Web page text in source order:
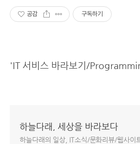
공감 구독하기
'IT 서비스 바라보기/
하늘다래, 세상을 바라보다
하늘다래의 일상, IT소식/문화리뷰/웹사이